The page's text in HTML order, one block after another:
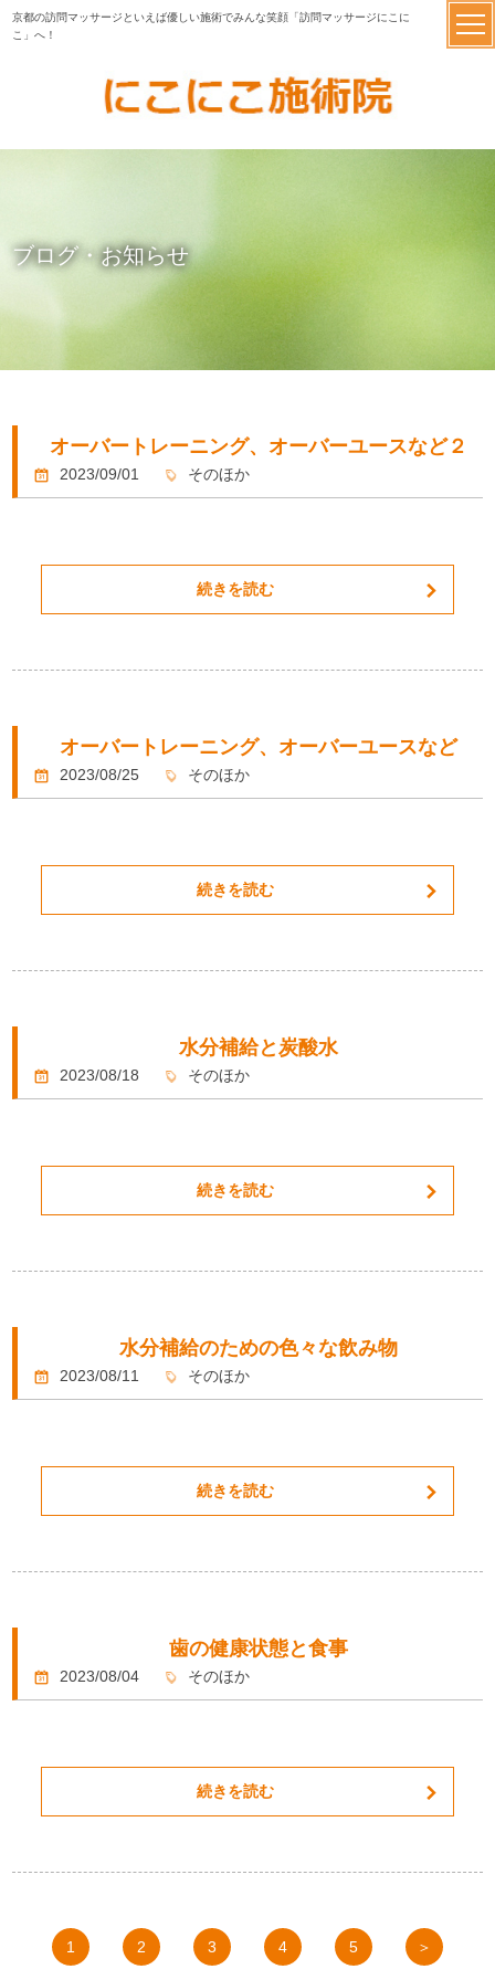
京都の訪問マッサージといえば優しい施術でみんな笑顔「訪問マッサージにこに
こ」へ！
ブログ・お知らせ
オーバートレーニング、オーバーユースなど２
2023/09/01 そのほか
続きを読む
オーバートレーニング、オーバーユースなど
2023/08/25 そのほか
続きを読む
水分補給と炭酸水
2023/08/18 そのほか
続きを読む
水分補給のための色々な飲み物
2023/08/11 そのほか
続きを読む
歯の健康状態と食事
2023/08/04 そのほか
続きを読む
1 2 3 4 5 ＞